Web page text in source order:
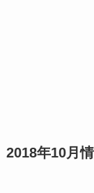
2018年10月